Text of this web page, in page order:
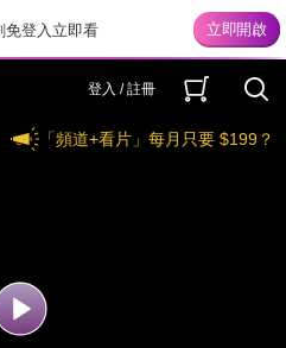
免登入立即看
登入 / 註冊
「頻道+看片」每月只要 $199？